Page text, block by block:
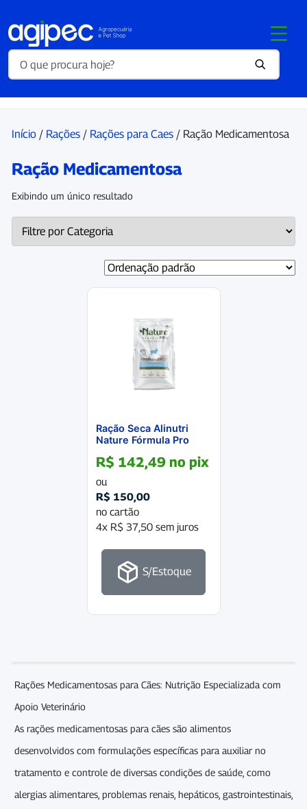
Início / Rações / Rações para Caes / Ração Medicamentosa
Ração Medicamentosa
Exibindo um único resultado
Ração Seca Alinutri
Nature Fórmula Pro
Cães Adultos Pacote
R$ 142,49 no pix
ou
R$ 150,00
no cartão
4x R$37,50sem juros
S/Estoque
Rações Medicamentosas para Cães: Nutrição Especializada com
Apoio Veterinário
As rações medicamentosas para cães são alimentos
desenvolvidos com formulações específicas para auxiliar no
tratamento e controle de diversas condições de saúde, como
alergias alimentares, problemas renais, hepáticos, gastrointestinais,